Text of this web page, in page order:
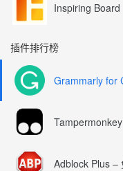
Inspiring Board
插件排行榜
Grammarly for
Tampermonkey